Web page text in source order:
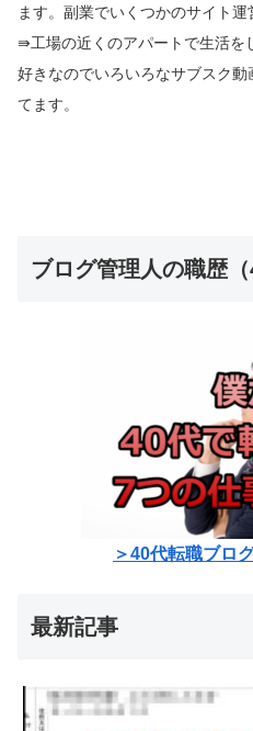
ます。副業でいくつかのサイト
⇛工場の近くのアパートで生活を
好きなのでいろいろなサブスク
てます。
ブログ管理人の職歴（
＞40代転職ブロ
最新記事